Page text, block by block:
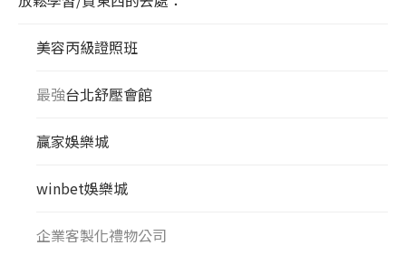
美容丙級證照班
最強台北舒壓會館
贏家娛樂城
winbet娛樂城
企業客製化禮物公司